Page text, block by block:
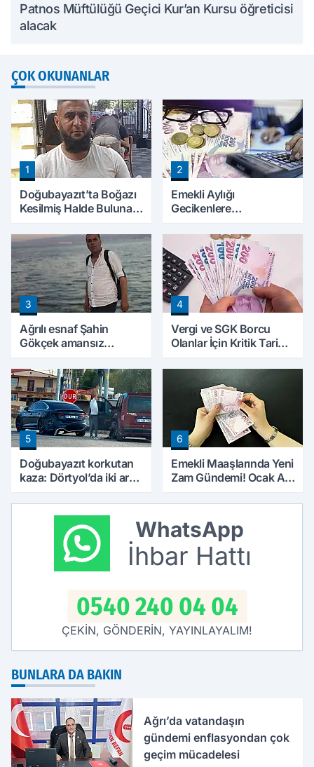
Patnos Müftülüğü Geçici Kur’an Kursu öğreticisi
alacak
ÇOK OKUNANLAR
1
Doğubayazıt’ta Boğazı
Kesilmiş Halde Bulunan
2
Emekli Aylığı
Gecikenlere
Karar: Faiz Ödenebilir
3
Ağrılı esnaf Şahin
Gökçek amansız
4
Vergi ve SGK Borcu
Olanlar İçin Kritik Tarih:
Yaklaşıyor
5
Doğubayazıt korkutan
kaza: Dörtyol’da iki araç
6
Emekli Maaşlarında Yeni
Zam Gündemi! Ocak Ayı
Konuşulmaya Başlandı
WhatsApp
İhbar Hattı
0540 240 04 04
ÇEKİN, GÖNDERİN, YAYINLAYALIM!
BUNLARA DA BAKIN
Ağrı’da vatandaşın
gündemi enflasyondan çok
geçim mücadelesi